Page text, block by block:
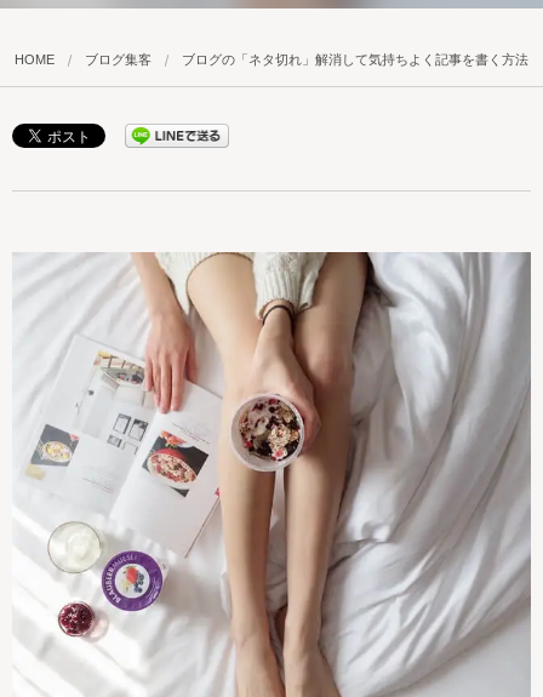
HOME ブログ集客 ブログの「ネタ切れ」解消して気持ちよく記事を書く方法